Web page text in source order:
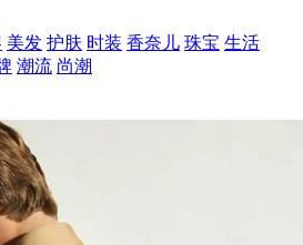
美发 护肤 时装 香奈儿 珠宝 生活
潮流 尚潮